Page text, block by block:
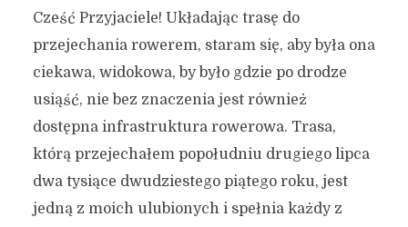
Cześć Przyjaciele! Układając trasę do
przejechania rowerem, staram się, aby była ona
ciekawa, widokowa, by było gdzie po drodze
usiąść, nie bez znaczenia jest również
dostępna infrastruktura rowerowa. Trasa,
którą przejechałem popołudniu drugiego lipca
dwa tysiące dwudziestego piątego roku, jest
jedną z moich ulubionych i spełnia każdy z